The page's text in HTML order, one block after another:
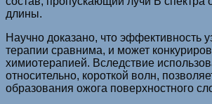
длины.
Научно доказано, что эффективность
терапии сравнима, и может
химиотерапией. Вследствие
относительно, короткой волн,
образования ожога поверхностного